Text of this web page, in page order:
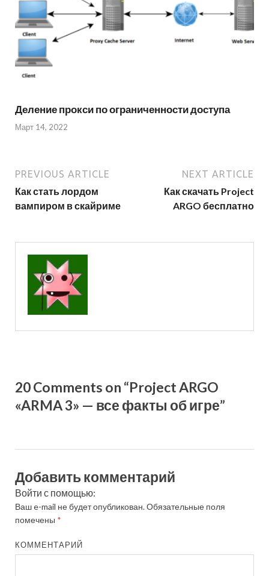
Деление прокси по ограниченности доступа
Март 14, 2022
PREVIOUS ARTICLE
Как стать лордом
вампиром в скайриме
NEXT ARTICLE
Как скачать Project
ARGO бесплатно
20 Comments on “Project ARGO
«ARMA 3» — все факты об игре”
Добавить комментарий
Войти с помощью:
Ваш e-mail не будет опубликован.Обязательные поля
помечены *
КОММЕНТАРИЙ